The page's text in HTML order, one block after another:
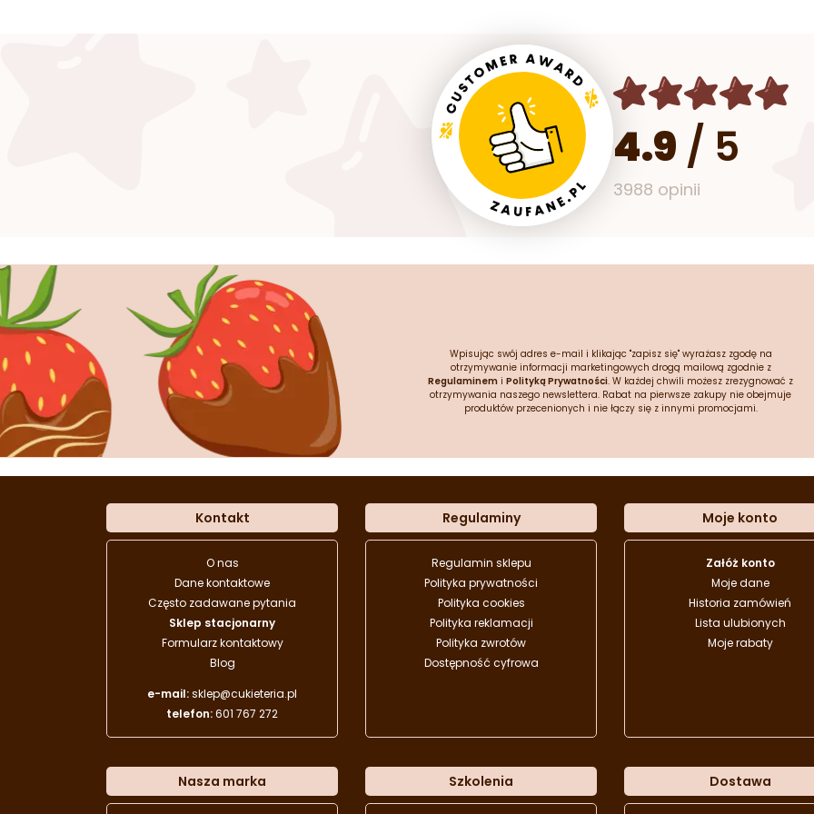
4.9 / 5
3988 opinii
Wpisując swój adres e-mail i klikając "zapisz się" wyrażasz zgodę na
otrzymywanie informacji marketingowych drogą mailową zgodnie z
Regulaminem i Polityką Prywatności. W każdej chwili możesz zrezygnować z
otrzymywania naszego newslettera. Rabat na pierwsze zakupy nie obejmuje
produktów przecenionych i nie łączy się z innymi promocjami.
Kontakt
O nas
Dane kontaktowe
Często zadawane pytania
Sklep stacjonarny
Formularz kontaktowy
Blog
e-mail:sklep@cukieteria.pl
telefon:601 767 272
Regulaminy
Regulamin sklepu
Polityka prywatności
Polityka cookies
Polityka reklamacji
Polityka zwrotów
Dostępność cyfrowa
Moje konto
Załóż konto
Moje dane
Historia zamówień
Lista ulubionych
Moje rabaty
Nasza marka Szkolenia Dostawa